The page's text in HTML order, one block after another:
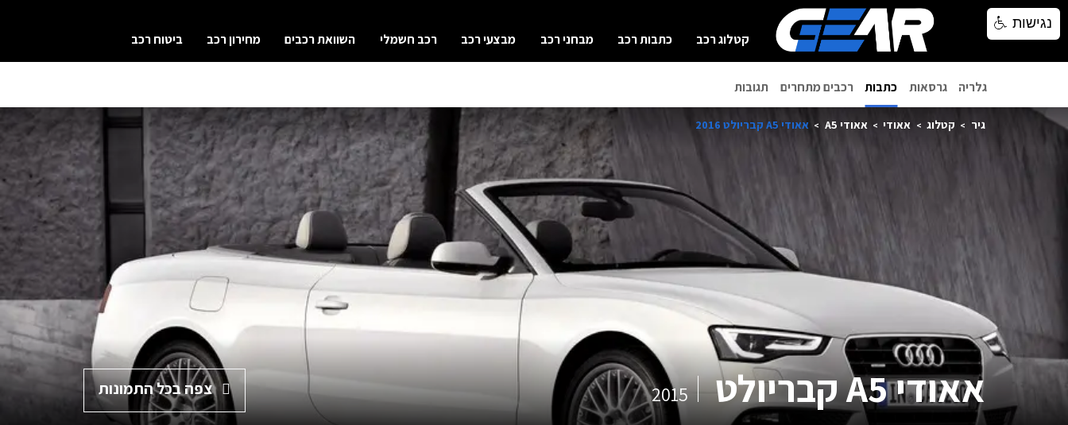
קטלוג רכב כתבות רכב מבחני רכב מבצעי רכב רכב חשמלי השוואת רכבים מחירון רכב ביטוח רכב
גלריה גרסאות כתבות רכבים מתחרים תגובות
גיר קטלוג אאודי אאודי A5 אאודי A5 קבריולט 2016
אאודי A5 קבריולט 2015 צפה בכל התמונות
נגישות
נגישות